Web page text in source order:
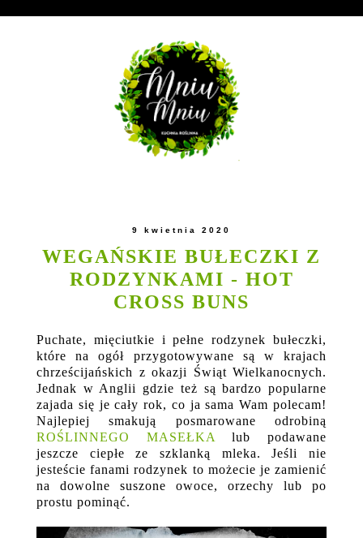
9 kwietnia 2020
WEGAŃSKIE BUŁECZKI Z
RODZYNKAMI - HOT
CROSS BUNS
Puchate, mięciutkie i pełne rodzynek bułeczki,
które na ogół przygotowywane są w krajach
chrześcijańskich z okazji Świąt Wielkanocnych.
Jednak w Anglii gdzie też są bardzo popularne
zajada się je cały rok, co ja sama Wam polecam!
Najlepiej smakują posmarowane odrobiną
ROŚLINNEGO MASEŁKA lub podawane
jeszcze ciepłe ze szklanką mleka. Jeśli nie
jesteście fanami rodzynek to możecie je zamienić
na dowolne suszone owoce, orzechy lub po
prostu pominąć.